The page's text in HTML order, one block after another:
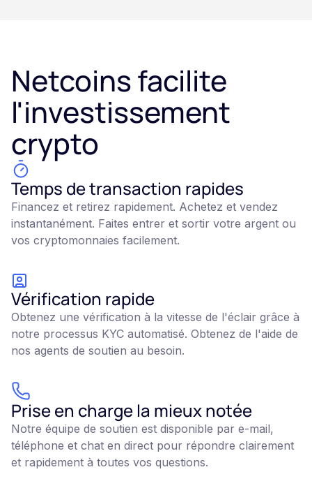
Netcoins facilite
l'investissement
crypto
Temps de transaction rapides
Financez et retirez rapidement. Achetez et vendez
instantanément. Faites entrer et sortir votre argent ou
vos cryptomonnaies facilement.
Vérification rapide
Obtenez une vérification à la vitesse de l'éclair grâce à
notre processus KYC automatisé. Obtenez de l'aide de
nos agents de soutien au besoin.
Prise en charge la mieux notée
Notre équipe de soutien est disponible par e-mail,
téléphone et chat en direct pour répondre clairement
et rapidement à toutes vos questions.